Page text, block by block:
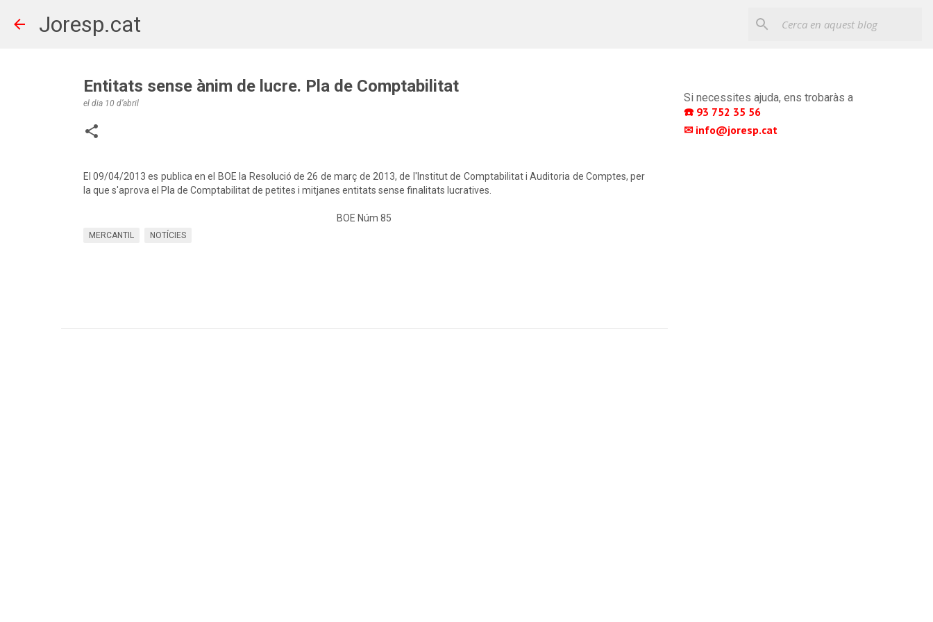
Joresp.cat
Entitats sense ànim de lucre. Pla de Comptabilitat
el dia 10 d’abril
El 09/04/2013 es publica en el BOE la Resolució de 26 de març de 2013, de l'Institut de Comptabilitat i Auditoria de Comptes, per
la que s'aprova el Pla de Comptabilitat de petites i mitjanes entitats sense finalitats lucratives.
BOE Núm 85
MERCANTIL NOTÍCIES
Si necessites ajuda, ens trobaràs a
☎️ 93 752 35 56
✉ info@joresp.cat